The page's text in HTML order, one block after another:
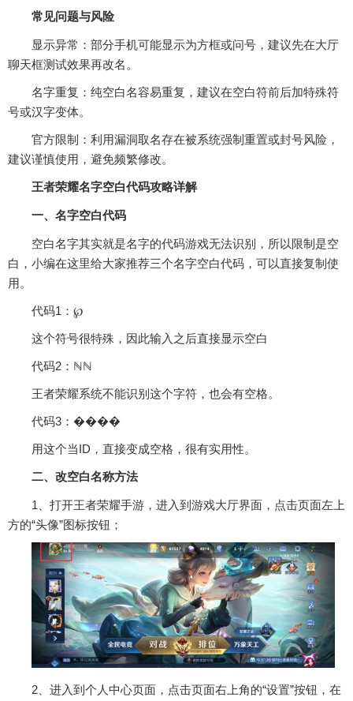
常见问题与风险
‌显示异常‌：部分手机可能显示为方框或问号，建议先在大厅
聊天框测试效果再改名。
‌名字重复‌：纯空白名容易重复，建议在空白符前后加特殊符
号或汉字变体。
‌官方限制‌：利用漏洞取名存在被系统强制重置或封号风险，
建议谨慎使用，避免频繁修改。‌‌
王者荣耀名字空白代码攻略详解
一、名字空白代码
空白名字其实就是名字的代码游戏无法识别，所以限制是空
白，小编在这里给大家推荐三个名字空白代码，可以直接复制使
用。
代码1：℘
这个符号很特殊，因此输入之后直接显示空白
代码2：ℕℕ
王者荣耀系统不能识别这个字符，也会有空格。
代码3：��⁡��
用这个当ID，直接变成空格，很有实用性。
二、改空白名称方法
1、打开王者荣耀手游，进入到游戏大厅界面，点击页面左上
方的“头像”图标按钮；
2、进入到个人中心页面，点击页面右上角的“设置”按钮，在